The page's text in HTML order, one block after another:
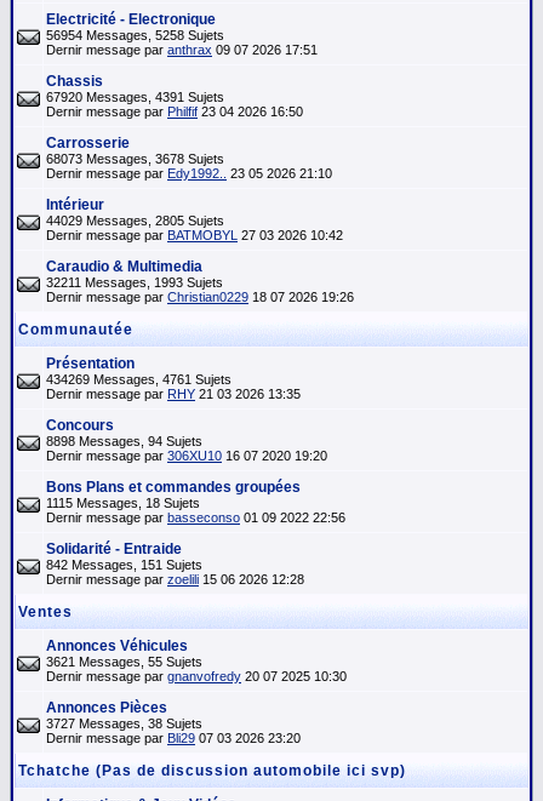
Electricité - Electronique
56954 Messages, 5258 Sujets
Dernir message par anthrax 09 07 2026 17:51
Chassis
67920 Messages, 4391 Sujets
Dernir message par Philfif 23 04 2026 16:50
Carrosserie
68073 Messages, 3678 Sujets
Dernir message par Edy1992.. 23 05 2026 21:10
Intérieur
44029 Messages, 2805 Sujets
Dernir message par BATMOBYL 27 03 2026 10:42
Caraudio & Multimedia
32211 Messages, 1993 Sujets
Dernir message par Christian0229 18 07 2026 19:26
Communautée
Présentation
434269 Messages, 4761 Sujets
Dernir message par RHY 21 03 2026 13:35
Concours
8898 Messages, 94 Sujets
Dernir message par 306XU10 16 07 2020 19:20
Bons Plans et commandes groupées
1115 Messages, 18 Sujets
Dernir message par basseconso 01 09 2022 22:56
Solidarité - Entraide
842 Messages, 151 Sujets
Dernir message par zoelili 15 06 2026 12:28
Ventes
Annonces Véhicules
3621 Messages, 55 Sujets
Dernir message par gnanvofredy 20 07 2025 10:30
Annonces Pièces
3727 Messages, 38 Sujets
Dernir message par Bli29 07 03 2026 23:20
Tchatche (Pas de discussion automobile ici svp)